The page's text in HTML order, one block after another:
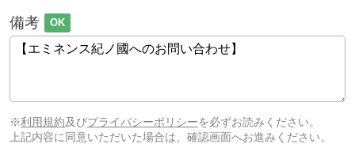
備考 OK
※利用規約及びプライバシーポリシーを必ずお読みください。
上記内容に同意いただいた場合は、確認画面へお進みください。